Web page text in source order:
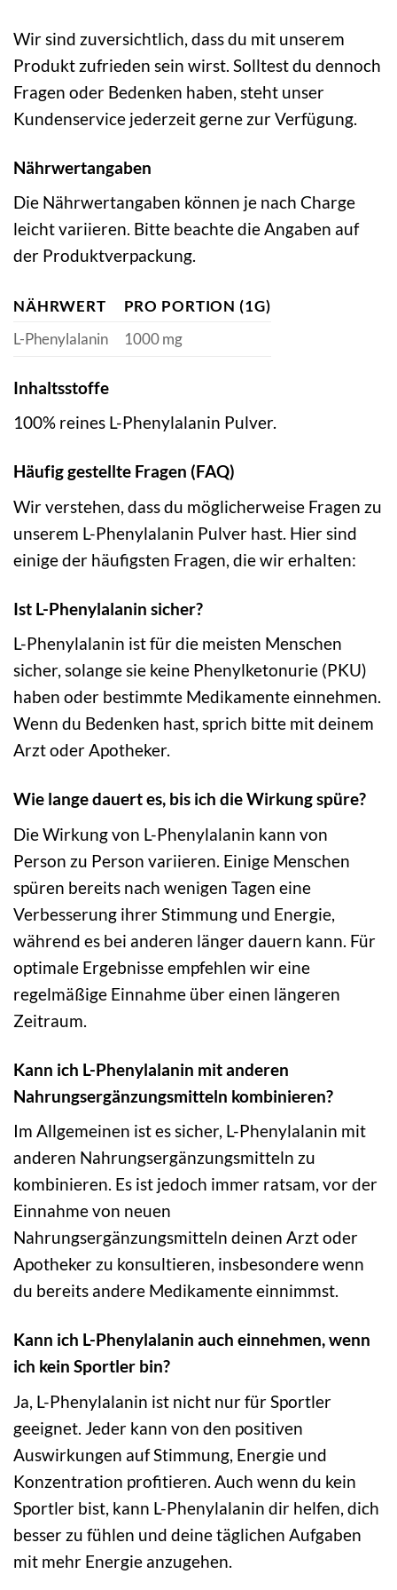
Wir sind zuversichtlich, dass du mit unserem
Produkt zufrieden sein wirst. Solltest du dennoch
Fragen oder Bedenken haben, steht unser
Kundenservice jederzeit gerne zur Verfügung.
Nährwertangaben
Die Nährwertangaben können je nach Charge
leicht variieren. Bitte beachte die Angaben auf
der Produktverpackung.
NÄHRWERT
PRO PORTION (1G)
L-Phenylalanin
1000 mg
Inhaltsstoffe
100% reines L-Phenylalanin Pulver.
Häufig gestellte Fragen (FAQ)
Wir verstehen, dass du möglicherweise Fragen zu
unserem L-Phenylalanin Pulver hast. Hier sind
einige der häufigsten Fragen, die wir erhalten:
Ist L-Phenylalanin sicher?
L-Phenylalanin ist für die meisten Menschen
sicher, solange sie keine Phenylketonurie (PKU)
haben oder bestimmte Medikamente einnehmen.
Wenn du Bedenken hast, sprich bitte mit deinem
Arzt oder Apotheker.
Wie lange dauert es, bis ich die Wirkung spüre?
Die Wirkung von L-Phenylalanin kann von
Person zu Person variieren. Einige Menschen
spüren bereits nach wenigen Tagen eine
Verbesserung ihrer Stimmung und Energie,
während es bei anderen länger dauern kann. Für
optimale Ergebnisse empfehlen wir eine
regelmäßige Einnahme über einen längeren
Zeitraum.
Kann ich L-Phenylalanin mit anderen
Nahrungsergänzungsmitteln kombinieren?
Im Allgemeinen ist es sicher, L-Phenylalanin mit
anderen Nahrungsergänzungsmitteln zu
kombinieren. Es ist jedoch immer ratsam, vor der
Einnahme von neuen
Nahrungsergänzungsmitteln deinen Arzt oder
Apotheker zu konsultieren, insbesondere wenn
du bereits andere Medikamente einnimmst.
Kann ich L-Phenylalanin auch einnehmen, wenn
ich kein Sportler bin?
Ja, L-Phenylalanin ist nicht nur für Sportler
geeignet. Jeder kann von den positiven
Auswirkungen auf Stimmung, Energie und
Konzentration profitieren. Auch wenn du kein
Sportler bist, kann L-Phenylalanin dir helfen, dich
besser zu fühlen und deine täglichen Aufgaben
mit mehr Energie anzugehen.